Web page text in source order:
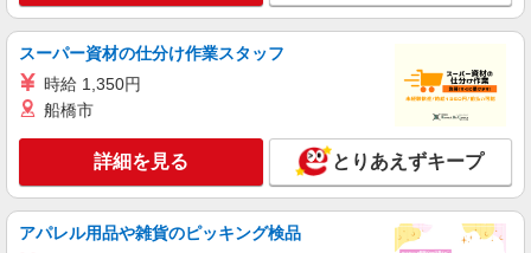
分単位で別途支給します。
グレースメイト鷺ノ宮弐番館 （東京都練馬区
中村3-32-2 コンパスグループ厨房内）
キープ 詳細を見る
アルバイト パート
SOMPOケア ラヴィーレ 鷺ノ宮
調理・食器洗浄・発注
時給1290円〜1440円 ※経験等による ★早朝時
給（5:00〜8:00）時給＋100円 ★希望収入があり
スーパー資材の仕分け作業スタッフ
時給 1,350円
船橋市
詳細を見る とりあえずキープ
アパレル用品や雑貨のピッキング検品